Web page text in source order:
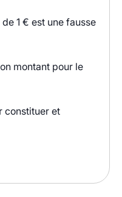
1 € est une fausse
montant pour le
constituer et